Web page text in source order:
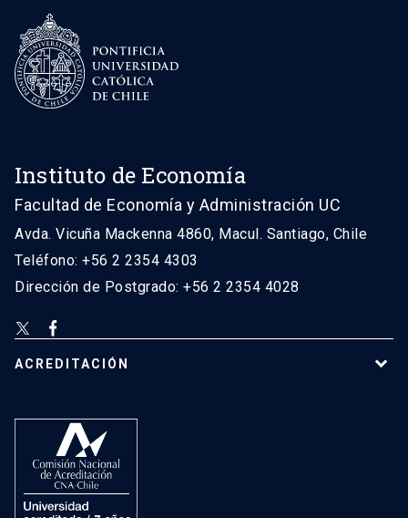
Instituto de Economía
Facultad de Economía y Administración UC
Avda. Vicuña Mackenna 4860, Macul. Santiago, Chile
Teléfono: +56 2 2354 4303
Dirección de Postgrado: +56 2 2354 4028
ACREDITACIÓN